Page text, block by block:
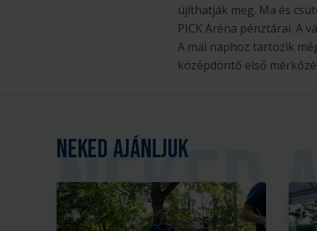
újíthatják meg. Ma és
PICK Aréna pénztárai. A
A mai naphoz tartozik
középdöntő első
Neked ajánljuk